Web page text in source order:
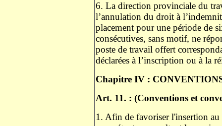
6. La direction provinciale du
l’annulation du droit à
placement pour une période de
consécutives, sans motif, ne
poste de travail offert
déclarées à l’inscription ou à la
Chapitre IV :
Art. 11. : (Conventions et
1. Afin de favoriser l'insertion au